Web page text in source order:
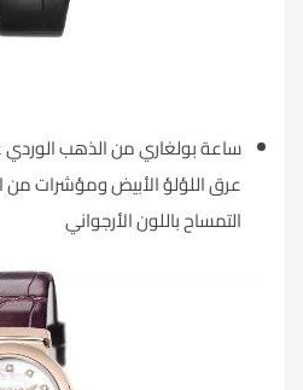
عرق اللؤلؤ الأبيض ومؤشرات
التمساح باللون الأرجواني